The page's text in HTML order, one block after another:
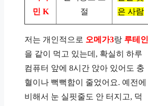
민 K
절
은 사람
저는 개인적으로 오메가3랑 루테인
을 같이 먹고 있는데, 확실히 하루
컴퓨터 앞에 8시간 앉아 있어도 충
혈이나 뻑뻑함이 줄었어요. 예전에
비해서 눈 실핏줄도 안 터지고, 덕